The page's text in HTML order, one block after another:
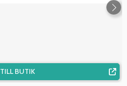
TILL BUTIK